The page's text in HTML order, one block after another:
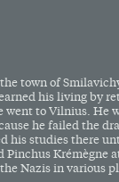
town of
his living by
went to Vilnius. He
he failed the
his studies there
Krémègne
Nazis in various